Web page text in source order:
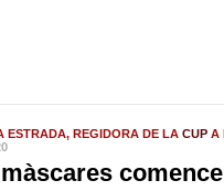
ESTRADA, REGIDORA DE LA CUP A